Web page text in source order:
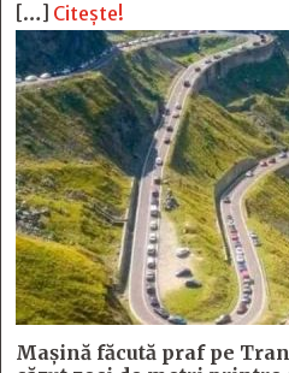
[…] Citește!
Mașină făcută praf pe